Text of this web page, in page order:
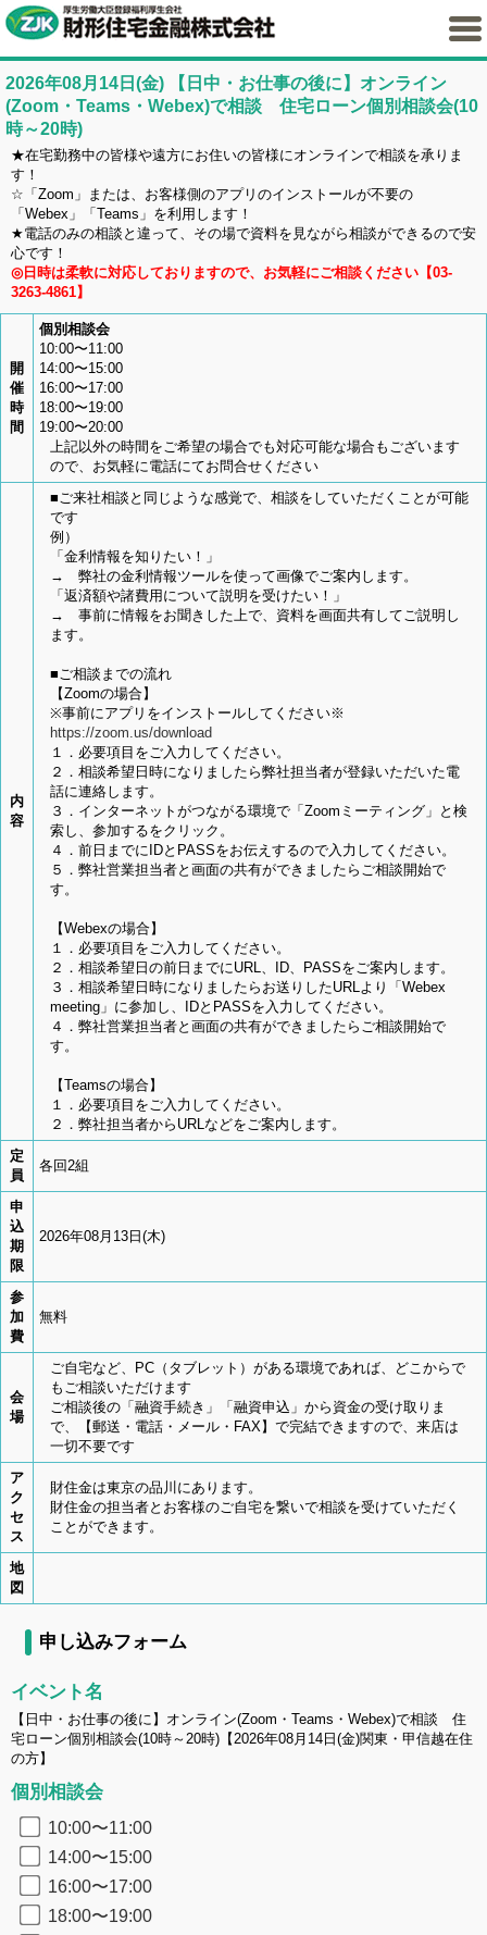
2026年08月14日(金) 【日中・お仕事の後に】オンライン
(Zoom・Teams・Webex)で相談 住宅ローン個別相談会(10
時～20時)
★在宅勤務中の皆様や遠方にお住いの皆様にオンラインで相談を承りま
す！
☆「Zoom」または、お客様側のアプリのインストールが不要の
「Webex」「Teams」を利用します！
★電話のみの相談と違って、その場で資料を見ながら相談ができるので安
心です！
◎日時は柔軟に対応しておりますので、お気軽にご相談ください【03-
3263-4861】
開
催
時
間
個別相談会
10:00〜11:00
14:00〜15:00
16:00〜17:00
18:00〜19:00
19:00〜20:00
上記以外の時間をご希望の場合でも対応可能な場合もございます
ので、お気軽に電話にてお問合せください
内
容
■ご来社相談と同じような感覚で、相談をしていただくことが可能
です
例）
「金利情報を知りたい！」
→ 弊社の金利情報ツールを使って画像でご案内します。
「返済額や諸費用について説明を受けたい！」
→ 事前に情報をお聞きした上で、資料を画面共有してご説明し
ます。
■ご相談までの流れ
【Zoomの場合】
※事前にアプリをインストールしてください※
https://zoom.us/download
１．必要項目をご入力してください。
２．相談希望日時になりましたら弊社担当者が登録いただいた電
話に連絡します。
３．インターネットがつながる環境で「Zoomミーティング」と検
索し、参加するをクリック。
４．前日までにIDとPASSをお伝えするので入力してください。
５．弊社営業担当者と画面の共有ができましたらご相談開始で
す。
【Webexの場合】
１．必要項目をご入力してください。
２．相談希望日の前日までにURL、ID、PASSをご案内します。
３．相談希望日時になりましたらお送りしたURLより「Webex
meeting」に参加し、IDとPASSを入力してください。
４．弊社営業担当者と画面の共有ができましたらご相談開始で
す。
【Teamsの場合】
１．必要項目をご入力してください。
２．弊社担当者からURLなどをご案内します。
定
員
各回2組
申
込
期
限
2026年08月13日(木)
参
加
費
無料
会
場
ご自宅など、PC（タブレット）がある環境であれば、どこからで
もご相談いただけます
ご相談後の「融資手続き」「融資申込」から資金の受け取りま
で、【郵送・電話・メール・FAX】で完結できますので、来店は
一切不要です
ア
ク
セ
ス
財住金は東京の品川にあります。
財住金の担当者とお客様のご自宅を繋いで相談を受けていただく
ことができます。
地
図
申し込みフォーム
イベント名
【日中・お仕事の後に】オンライン(Zoom・Teams・Webex)で相談 住
宅ローン個別相談会(10時～20時)【2026年08月14日(金)関東・甲信越在住
の方】
個別相談会
10:00〜11:00
14:00〜15:00
16:00〜17:00
18:00〜19:00